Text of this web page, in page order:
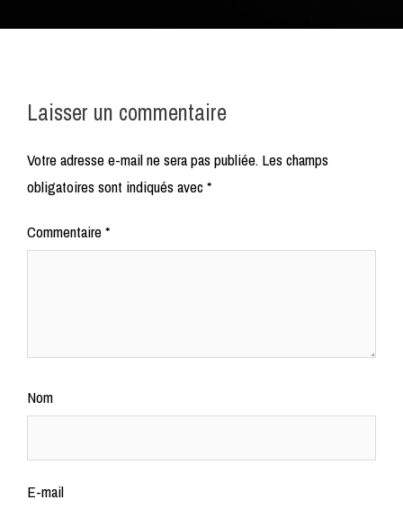
Laisser un commentaire
Votre adresse e-mail ne sera pas publiée. Les champs
obligatoires sont indiqués avec *
Commentaire*
Nom
E-mail